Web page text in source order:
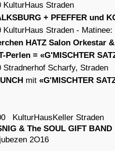
KulturHaus Straden
+ PFEFFER und
KulturHaus Straden - Matinee:
HATZ Salon Orkestar
Perlen = «G'MISCHTER
Stradnerhof Scharfy, Straden
mit «G'MISCHTER
KulturHausKeller Straden
& The SOUL GIFT BAND
2O16